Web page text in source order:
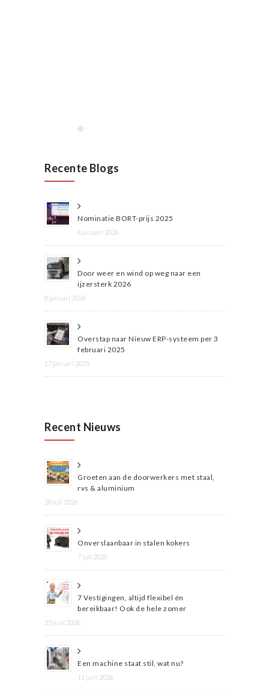
Recente Blogs
Nominatie BORT-prijs 2025
8 januari 2026
Door weer en wind op weg naar een
ijzersterk 2026
8 januari 2026
Overstap naar Nieuw ERP-systeem per 3
februari 2025
17 januari 2025
Recent Nieuws
Groeten aan de doorwerkers met staal,
rvs & aluminium
28 juli 2026
Onverslaanbaar in stalen kokers
7 juli 2026
7 Vestigingen, altijd flexibel én
bereikbaar! Ook de hele zomer
25 juni 2026
Een machine staat stil, wat nu?
11 juni 2026